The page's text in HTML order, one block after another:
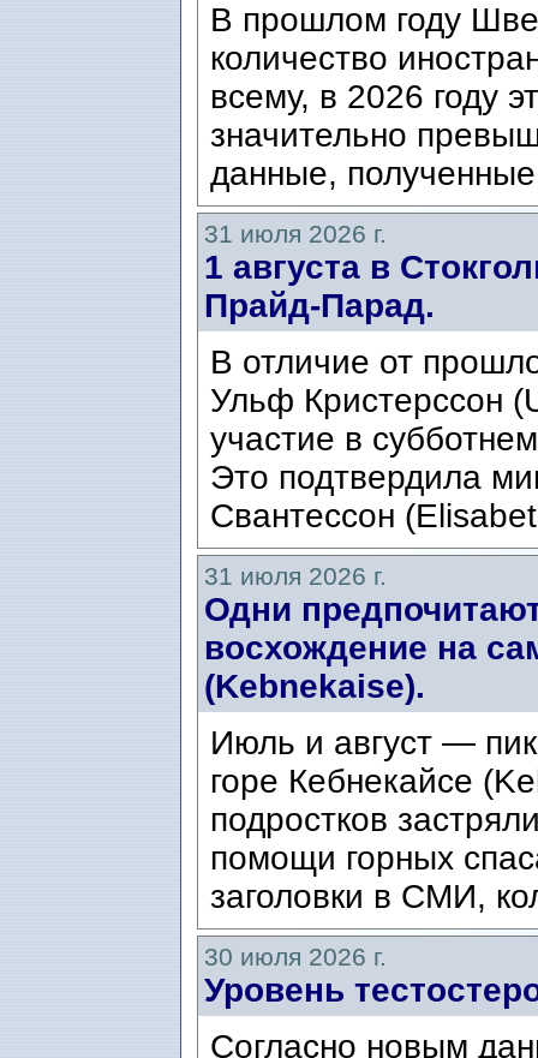
В прошлом году
количество
всему, в 2026 году
значительно
данные,
31 июля 2026 г.
1 августа в
Прайд-Парад.
В отличие от
Ульф Кристерссон
участие в
Это подтвердила
Свантессон
31 июля 2026 г.
Одни
восхождение на
(Kebnekaise).
Июль и август — пик
горе Кебнекайсе
подростков
помощи горных
заголовки в СМИ,
30 июля 2026 г.
Уровень
Согласно новым